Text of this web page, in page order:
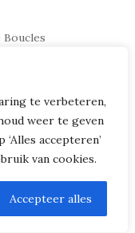
te verbeteren,
weer te geven
accepteren’
van cookies.
Accepteer alles